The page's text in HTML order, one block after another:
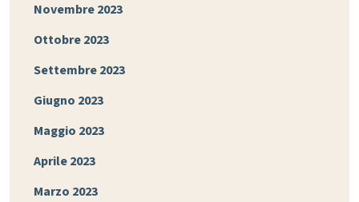
Novembre 2023
Ottobre 2023
Settembre 2023
Giugno 2023
Maggio 2023
Aprile 2023
Marzo 2023